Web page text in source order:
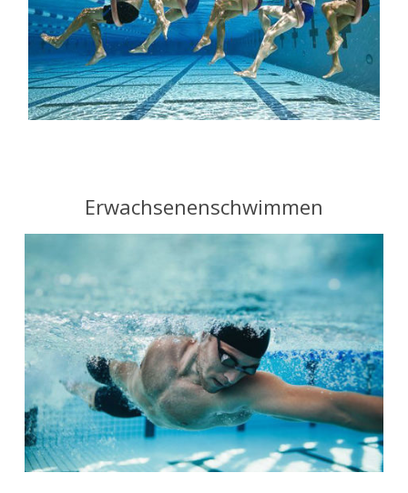
Erwachsenenschwimmen